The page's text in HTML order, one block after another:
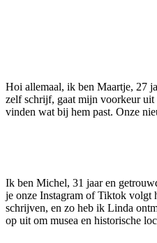
Hoi allemaal, ik ben Maartje, 27
zelf schrijf, gaat mijn voorkeur uit
vinden wat bij hem past. Onze
Ik ben Michel, 31 jaar en
je onze Instagram of Tiktok volgt
schrijven, en zo heb ik Linda
op uit om musea en historische